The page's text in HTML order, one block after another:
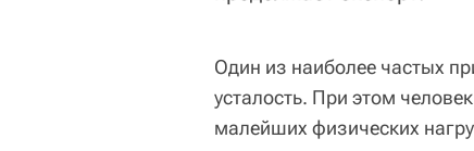
Один из наиболее частых
усталость. При этом
малейших физических